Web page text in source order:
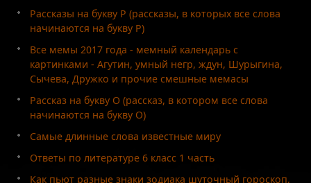
Рассказы на букву Р (рассказы, в которых все слова
начинаются на букву Р)
Все мемы 2017 года - мемный календарь с
картинками - Агутин, умный негр, ждун, Шурыгина,
Сычева, Дружко и прочие смешные мемасы
Рассказ на букву О (рассказ, в котором все слова
начинаются на букву О)
Самые длинные слова известные миру
Ответы по литературе 6 класс 1 часть
Как пьют разные знаки зодиака шуточный гороскоп,